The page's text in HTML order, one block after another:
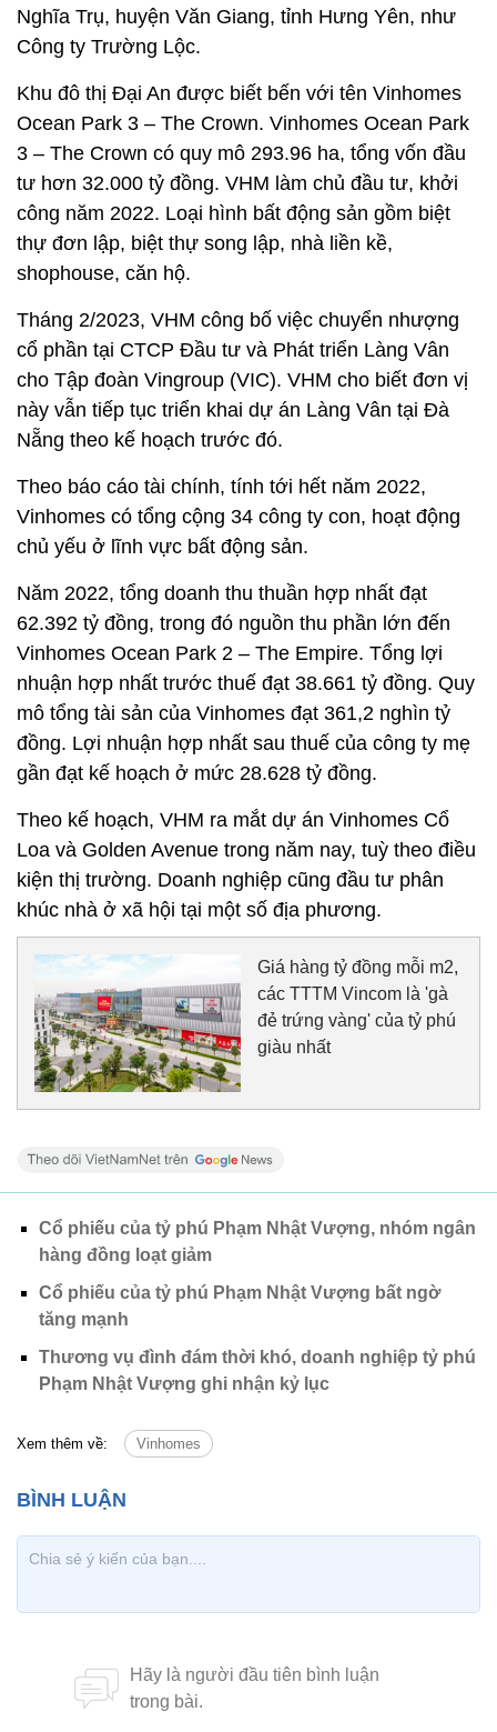
Nghĩa Trụ, huyện Văn Giang, tỉnh Hưng Yên, như
Công ty Trường Lộc.
Khu đô thị Đại An được biết bến với tên Vinhomes
Ocean Park 3 – The Crown. Vinhomes Ocean Park
3 – The Crown có quy mô 293.96 ha, tổng vốn đầu
tư hơn 32.000 tỷ đồng. VHM làm chủ đầu tư, khởi
công năm 2022. Loại hình bất động sản gồm biệt
thự đơn lập, biệt thự song lập, nhà liền kề,
shophouse, căn hộ.
Tháng 2/2023, VHM công bố việc chuyển nhượng
cổ phần tại CTCP Đầu tư và Phát triển Làng Vân
cho Tập đoàn Vingroup (VIC). VHM cho biết đơn vị
này vẫn tiếp tục triển khai dự án Làng Vân tại Đà
Nẵng theo kế hoạch trước đó.
Theo báo cáo tài chính, tính tới hết năm 2022,
Vinhomes có tổng cộng 34 công ty con, hoạt động
chủ yếu ở lĩnh vực bất động sản.
Năm 2022, tổng doanh thu thuần hợp nhất đạt
62.392 tỷ đồng, trong đó nguồn thu phần lớn đến
Vinhomes Ocean Park 2 – The Empire. Tổng lợi
nhuận hợp nhất trước thuế đạt 38.661 tỷ đồng. Quy
mô tổng tài sản của Vinhomes đạt 361,2 nghìn tỷ
đồng. Lợi nhuận hợp nhất sau thuế của công ty mẹ
gần đạt kế hoạch ở mức 28.628 tỷ đồng.
Theo kế hoạch, VHM ra mắt dự án Vinhomes Cổ
Loa và Golden Avenue trong năm nay, tuỳ theo điều
kiện thị trường. Doanh nghiệp cũng đầu tư phân
khúc nhà ở xã hội tại một số địa phương.
Giá hàng tỷ đồng mỗi m2,
các TTTM Vincom là 'gà
đẻ trứng vàng' của tỷ phú
giàu nhất
Cổ phiếu của tỷ phú Phạm Nhật Vượng, nhóm ngân
hàng đồng loạt giảm
Cổ phiếu của tỷ phú Phạm Nhật Vượng bất ngờ
tăng mạnh
Thương vụ đình đám thời khó, doanh nghiệp tỷ phú
Phạm Nhật Vượng ghi nhận kỷ lục
Xem thêm về: Vinhomes